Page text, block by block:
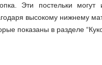
Эти постельки могут
высокому нижнему
показаны в разделе